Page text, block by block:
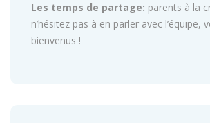
Les temps de partage: parents à la
n’hésitez pas à en parler avec l’équipe,
bienvenus !